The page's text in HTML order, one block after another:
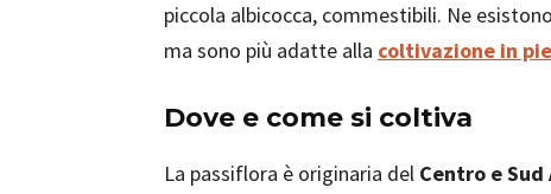
piccola albicocca, commestibili. Ne
ma sono più adatte alla coltivazione in
Dove e come si coltiva
La passiflora è originaria del Centro e Sud